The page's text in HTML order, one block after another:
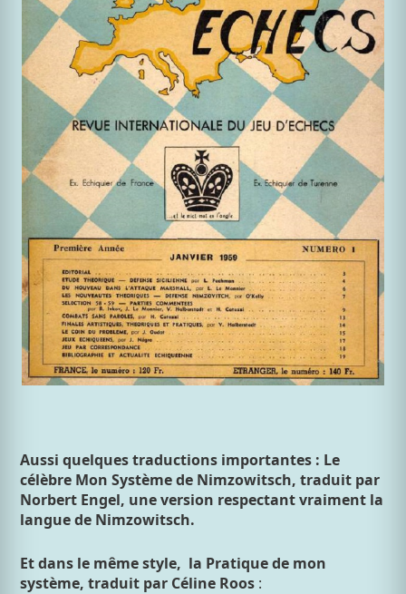
Aussi quelques traductions importantes : Le
célèbre Mon Système de Nimzowitsch, traduit par
Norbert Engel, une version respectant vraiment la
langue de Nimzowitsch.
Et dans le même style, la Pratique de mon
système, traduit par Céline Roos :